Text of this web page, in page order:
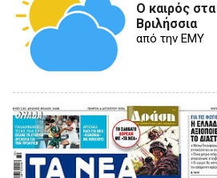
Ο καιρός στα
Βριλήσσια
από την ΕΜΥ